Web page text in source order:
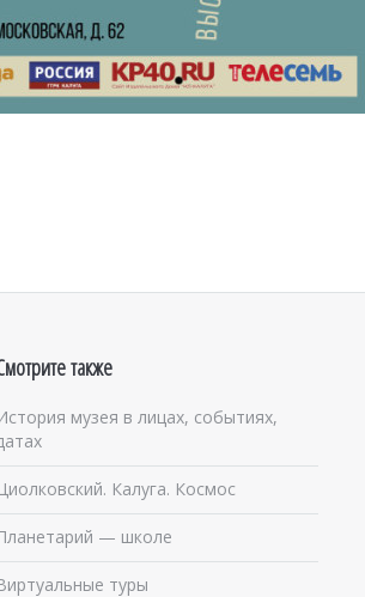
также
музея в лицах, событиях,
Калуга. Космос
— школе
туры